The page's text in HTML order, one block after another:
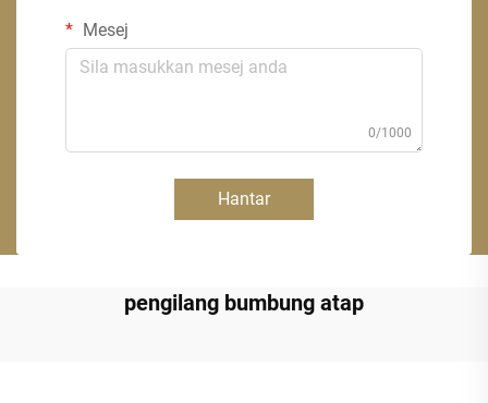
Mesej
0/1000
Hantar
pengilang bumbung atap